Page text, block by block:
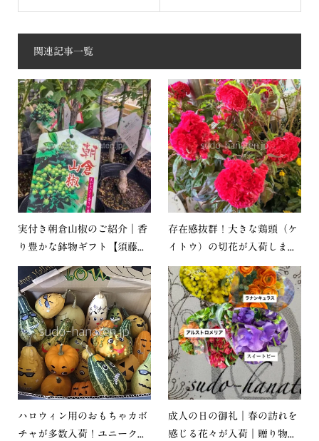
関連記事一覧
実付き朝倉山椒のご紹介｜香
り豊かな鉢物ギフト【須藤...
存在感抜群！大きな鶏頭（ケ
イトウ）の切花が入荷しま...
ハロウィン用のおもちゃカボ
チャが多数入荷！ユニーク...
成人の日の御礼｜春の訪れを
感じる花々が入荷｜贈り物...